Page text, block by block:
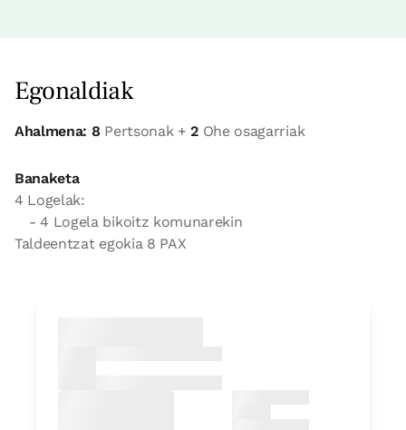
Egonaldiak
Ahalmena: 8 Pertsonak +2 Ohe osagarriak
Banaketa
4 Logelak:
- 4 Logela bikoitz komunarekin
Taldeentzat egokia 8 PAX